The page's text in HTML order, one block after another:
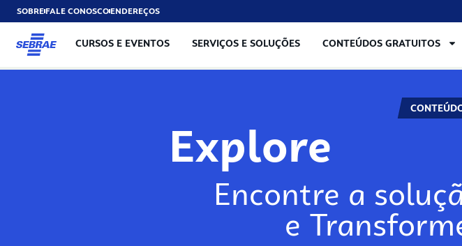
SOBREFALE CONOSCOENDEREÇOS
CURSOS E EVENTOS SERVIÇOS E SOLUÇÕES CONTEÚDOS GRATUITOS
Explore
Encontre a
e